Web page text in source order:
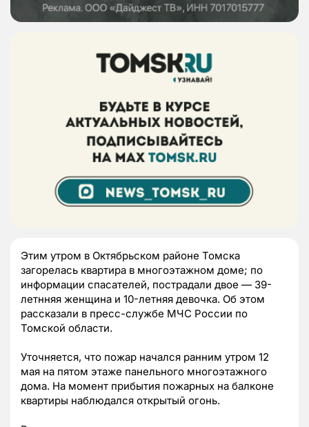
Этим утром в Октябрьском районе Томска
загорелась квартира в многоэтажном доме; по
информации спасателей, пострадали двое — 39-
летнняя женщина и 10-летняя девочка. Об этом
рассказали в пресс-службе МЧС России по
Томской области.
Уточняется, что пожар начался ранним утром 12
мая на пятом этаже панельного многоэтажного
дома. На момент прибытия пожарных на балконе
квартиры наблюдался открытый огонь.